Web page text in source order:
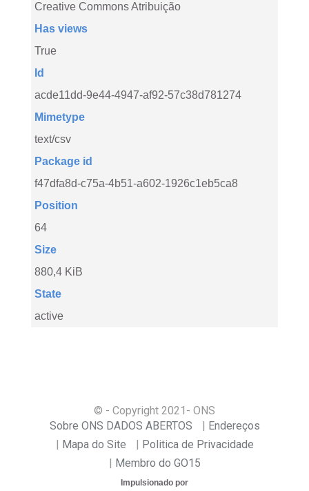
Creative Commons Atribuição
Has views
True
Id
acde11dd-9e44-4947-af92-57c38d781274
Mimetype
text/csv
Package id
f47dfa8d-c75a-4b51-a602-1926c1eb5ca8
Position
64
Size
880,4 KiB
State
active
© - Copyright 2021 - ONS
Sobre ONS DADOS ABERTOS
Endereços
Mapa do Site
Politica de Privacidade
Membro do GO15
Impulsionado por